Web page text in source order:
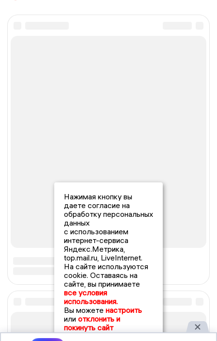
Нажимая кнопку вы
даете согласие на
обработку персональных
данных
с использованием
интернет-сервиса
Яндекс.Метрика,
top.mail.ru, LiveInternet.
На сайте используются
cookie. Оставаясь на
сайте, вы принимаете
все условия
использования.
Вы можете настроить
или отклонить и
покинуть сайт